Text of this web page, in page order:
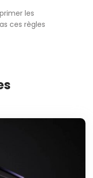
les
ces règles